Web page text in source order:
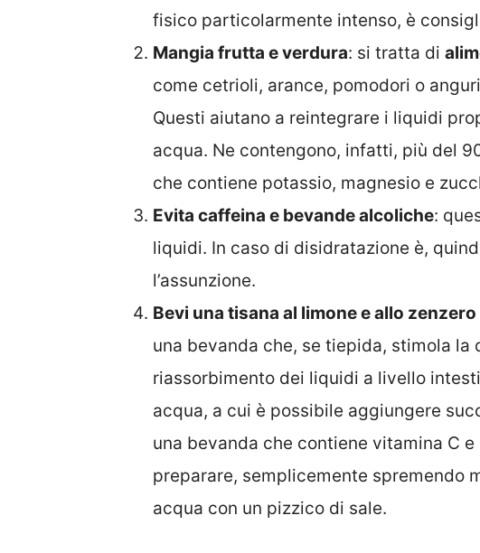
fisico particolarmente intenso, è
Mangia frutta e verdura: si tratta di
come cetrioli, arance, pomodori o
Questi aiutano a reintegrare i liquidi
acqua. Ne contengono, infatti, più del
che contiene potassio, magnesio e
Evita caffeina e bevande alcoliche:
liquidi. In caso di disidratazione è,
l’assunzione.
Bevi una tisana al limone e allo
una bevanda che, se tiepida, stimola la
riassorbimento dei liquidi a livello
acqua, a cui è possibile aggiungere
una bevanda che contiene vitamina C
preparare, semplicemente spremendo
acqua con un pizzico di sale.